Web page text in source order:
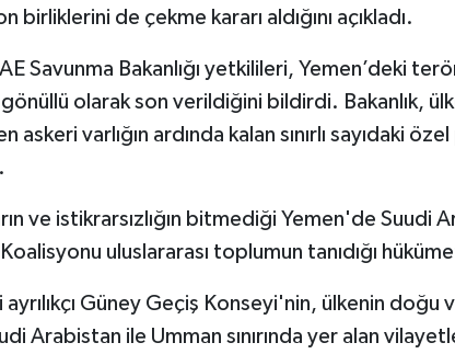
birliklerini de çekme kararı aldığını açıkladı.
Savunma Bakanlığı yetkilileri, Yemen’deki
olarak son verildiğini bildirdi. Bakanlık,
askeri varlığın ardında kalan sınırlı sayıdaki
ve istikrarsızlığın bitmediği Yemen'de Suudi
uluslararası toplumun tanıdığı
Güney Geçiş Konseyi'nin, ülkenin doğu
Arabistan ile Umman sınırında yer alan